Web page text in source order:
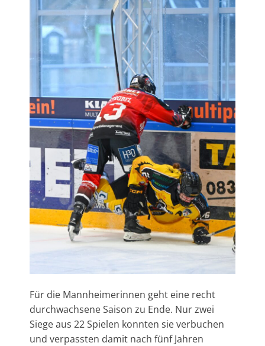
Für die Mannheimerinnen geht eine recht
durchwachsene Saison zu Ende. Nur zwei
Siege aus 22 Spielen konnten sie verbuchen
und verpassten damit nach fünf Jahren